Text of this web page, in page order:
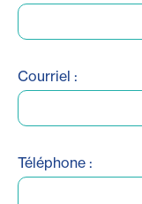
Courriel :
Téléphone :